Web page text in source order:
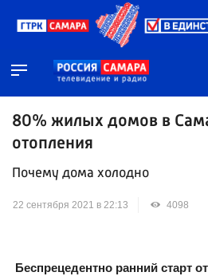
80% жилых домов в
отопления
Почему дома холодно
22 сентября 2021 в 22:13 4098
Беспрецедентно ранний старт